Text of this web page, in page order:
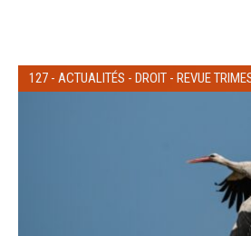
127 - ACTUALITÉS - DROIT - REVUE